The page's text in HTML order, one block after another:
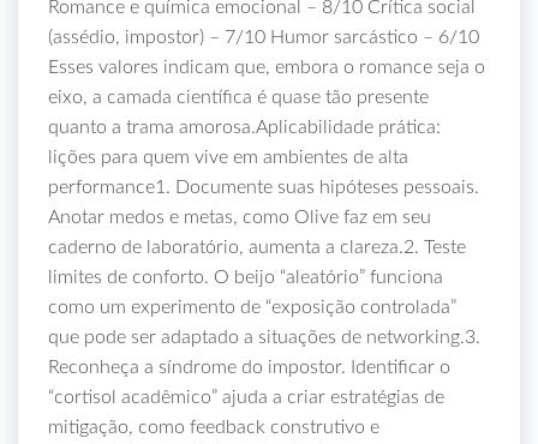
Romance e química emocional – 8/10 Crítica social
(assédio, impostor) – 7/10 Humor sarcástico – 6/10
Esses valores indicam que, embora o romance seja o
eixo, a camada científica é quase tão presente
quanto a trama amorosa.Aplicabilidade prática:
lições para quem vive em ambientes de alta
performance1. Documente suas hipóteses pessoais.
Anotar medos e metas, como Olive faz em seu
caderno de laboratório, aumenta a clareza.2. Teste
limites de conforto. O beijo “aleatório” funciona
como um experimento de “exposição controlada”
que pode ser adaptado a situações de networking.3.
Reconheça a síndrome do impostor. Identificar o
“cortisol acadêmico” ajuda a criar estratégias de
mitigação, como feedback construtivo e